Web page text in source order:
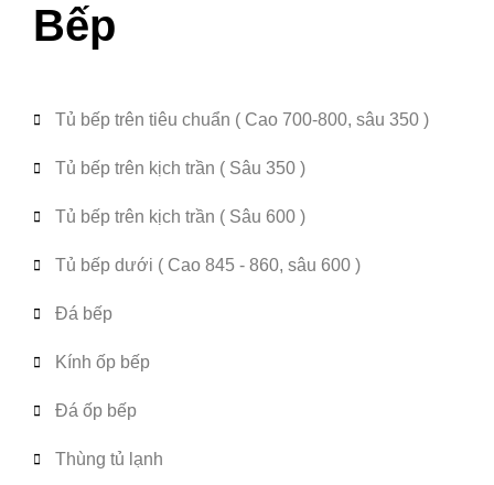
Bếp
Tủ bếp trên tiêu chuẩn ( Cao 700-800, sâu 350 )
Tủ bếp trên kịch trần ( Sâu 350 )
Tủ bếp trên kịch trần ( Sâu 600 )
Tủ bếp dưới ( Cao 845 - 860, sâu 600 )
Đá bếp
Kính ốp bếp
Đá ốp bếp
Thùng tủ lạnh